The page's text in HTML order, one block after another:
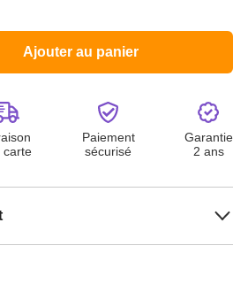
Ajouter au panier
carte
Paiement
sécurisé
Garantie
2 ans